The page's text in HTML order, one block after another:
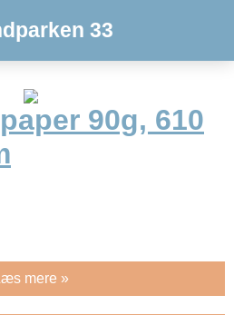
33
90g, 610
mere »